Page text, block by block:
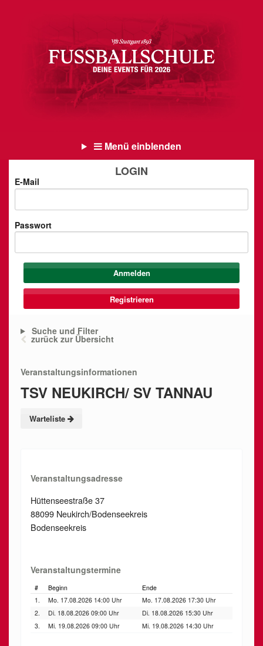
Menü einblenden
LOGIN
E-Mail
Passwort
Registrieren
Suche und Filter
zurück zur Übersicht
Veranstaltungsinformationen
TSV NEUKIRCH/ SV TANNAU
Warteliste
Veranstaltungsadresse
Hüttenseestraße 37
88099 Neukirch/Bodenseekreis
Bodenseekreis
Veranstaltungstermine
# Beginn
Ende
1.
Mo. 17.08.2026 14:00 Uhr
Mo. 17.08.2026 17:30 Uhr
2.
Di. 18.08.2026 09:00 Uhr
Di. 18.08.2026 15:30 Uhr
3.
Mi. 19.08.2026 09:00 Uhr Mi. 19.08.2026 14:30 Uhr